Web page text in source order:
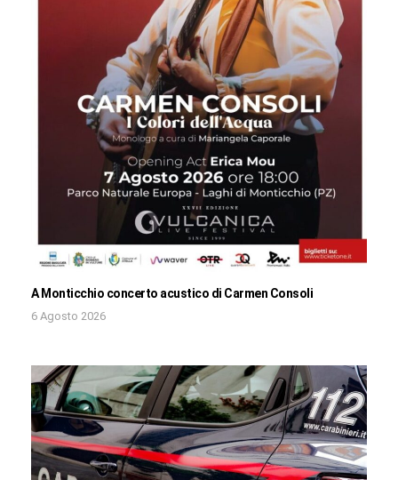
A Monticchio concerto acustico di Carmen Consoli
6 Agosto 2026